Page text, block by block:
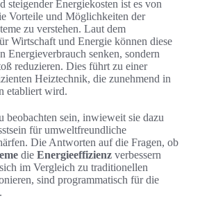
steigender Energiekosten ist es von
Vorteile und Möglichkeiten der
zu verstehen. Laut dem
Wirtschaft und Energie können diese
Energieverbrauch senken, sondern
reduzieren. Dies führt zu einer
Heiztechnik, die zunehmend in
etabliert wird.
beobachten sein, inwieweit sie dazu
für umweltfreundliche
Die Antworten auf die Fragen, ob
die Energieeffizienz verbessern
im Vergleich zu traditionellen
sind programmatisch für die